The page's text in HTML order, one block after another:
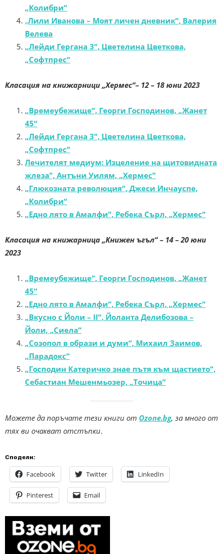
„Колибри“
„Лили Иванова – Моят личен дневник“, Валерия
Велева
„Лейди Гергана 3“, Цветелина Цветкова,
„Софтпрес“
Класация на книжарници „Хермес“– 12 – 18 юни 2023
„Времеубежище“, Георги Господинов, „Жанет
45“
„Лейди Гергана 3“, Цветелина Цветкова,
„Софтпрес“
Лечителят медиум: Изцеление на щитовидната
жлеза”, Антъни Уилям, „Хермес”
„Глюкозната революция“, Джеси Инчауспе,
„Колибри“
„Едно лято в Амалфи“, Ребека Сърл, „Хермес“
Класация на книжарница „Книжен ъгъл“ – 14 – 20 юни
2023
„Времеубежище“, Георги Господинов, „Жанет
45“
„Едно лято в Амалфи“, Ребека Сърл, „Хермес“
„Вкусно с Йоли – II“, Йоланта Делибозова –
Йоли, „Сиела“
„Созопол в образи и думи“, Михаил Заимов,
„Парадокс“
„Господин Катеричко знае пътя към щастието“,
Себастиан Мешенмьозер, „Точица“
Можете да поръчате тези книги от Ozone.bg, за много от
тях ви очакват отстъпки.
Сподели:
Facebook Twitter LinkedIn
Pinterest Email